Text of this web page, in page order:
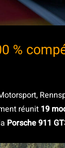
%
réunit 19
Porsche 911